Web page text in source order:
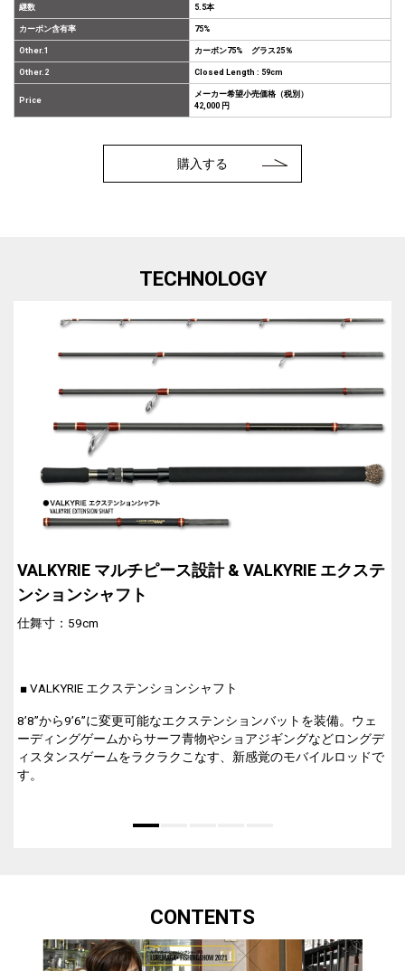
継数 5.5本
カーボン含有率 75%
Other.1 カーボン75% グラス25％
Other.2 Closed Length : 59cm
Price
メーカー希望小売価格（税別）
42,000 円
購入する
TECHNOLOGY
VALKYRIE マルチピース設計 & VALKYRIE エクステ
ンションシャフト
仕舞寸：59cm
■ VALKYRIE エクステンションシャフト
8’8”から9’6”に変更可能なエクステンションバットを装備。ウェ
ーディングゲームからサーフ青物やショアジギングなどロングデ
ィスタンスゲームをラクラクこなす、新感覚のモバイルロッドで
す。
CONTENTS